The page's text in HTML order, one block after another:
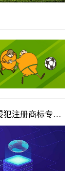
注册商标专用